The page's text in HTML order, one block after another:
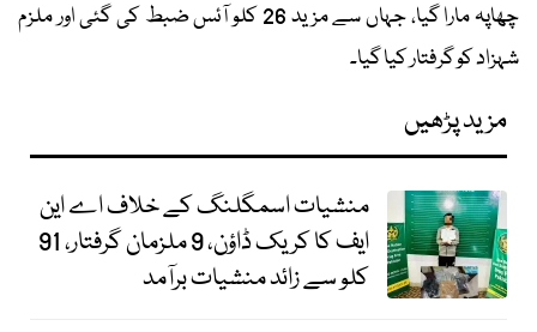
چھاپہ مارا گیا، جہاں سے مزید 26 کلو آئس ضبط کی گئی اور ملزم
شہزاد کو گرفتار کیا گیا۔
مزید پڑھیں
منشیات اسمگلنگ کے خلاف اے این
ایف کا کریک ڈاؤن، 9 ملزمان گرفتار، 91
کلو سے زائد منشیات برآمد